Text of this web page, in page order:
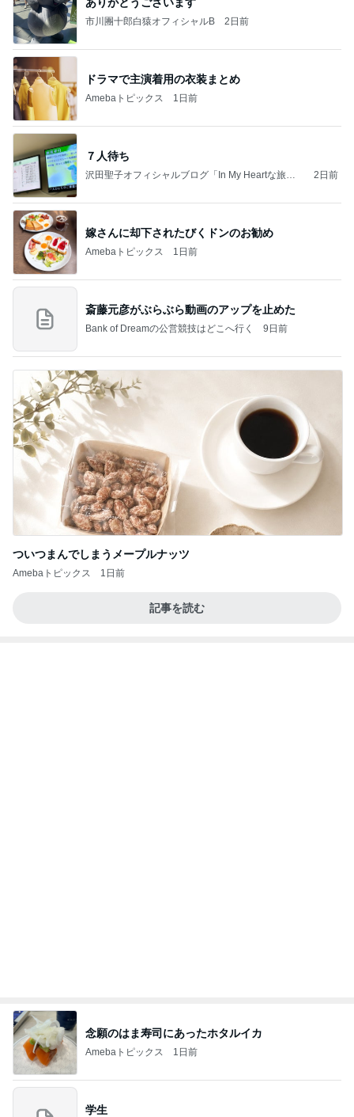
市川團十郎白猿オフィシャルB 2日前
ドラマで主演着用の衣装まとめ
Amebaトピックス 1日前
７人待ち
沢田聖子オフィシャルブログ「In My Heartな旅日
2日前
嫁さんに却下されたびくドンのお勧め
Amebaトピックス 1日前
斎藤元彦がぶらぶら動画のアップを止めた
Bank of Dreamの公営競技はどこへ行く 9日前
ついつまんでしまうメープルナッツ
Amebaトピックス 1日前
記事を読む
念願のはま寿司にあったホタルイカ
Amebaトピックス 1日前
学生